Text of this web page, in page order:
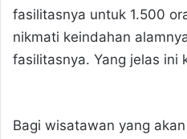
fasilitasnya untuk 1.500
nikmati keindahan
fasilitasnya. Yang jelas ini
Bagi wisatawan yang